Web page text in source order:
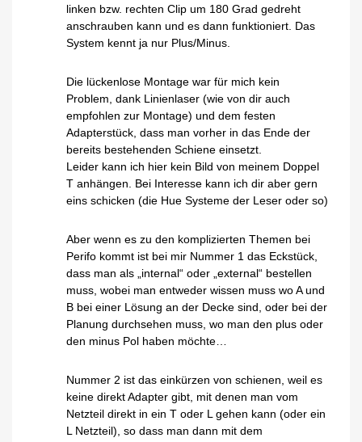
linken bzw. rechten Clip um 180 Grad gedreht
anschrauben kann und es dann funktioniert. Das
System kennt ja nur Plus/Minus.
Die lückenlose Montage war für mich kein
Problem, dank Linienlaser (wie von dir auch
empfohlen zur Montage) und dem festen
Adapterstück, dass man vorher in das Ende der
bereits bestehenden Schiene einsetzt.
Leider kann ich hier kein Bild von meinem Doppel
T anhängen. Bei Interesse kann ich dir aber gern
eins schicken (die Hue Systeme der Leser oder so)
Aber wenn es zu den komplizierten Themen bei
Perifo kommt ist bei mir Nummer 1 das Eckstück,
dass man als „internal“ oder „external“ bestellen
muss, wobei man entweder wissen muss wo A und
B bei einer Lösung an der Decke sind, oder bei der
Planung durchsehen muss, wo man den plus oder
den minus Pol haben möchte…
Nummer 2 ist das einkürzen von schienen, weil es
keine direkt Adapter gibt, mit denen man vom
Netzteil direkt in ein T oder L gehen kann (oder ein
L Netzteil), so dass man dann mit dem